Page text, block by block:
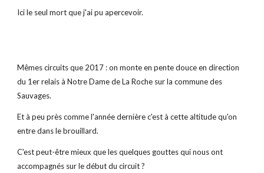
Ici le seul mort que j'ai pu apercevoir.
Mêmes circuits que 2017 : on monte en pente douce en direction
du 1er relais à Notre Dame de La Roche sur la commune des
Sauvages.
Et à peu près comme l'année dernière c'est à cette altitude qu'on
entre dans le brouillard.
C'est peut-être mieux que les quelques gouttes qui nous ont
accompagnés sur le début du circuit ?